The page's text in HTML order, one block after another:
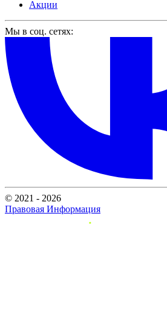
Акции
Мы в соц. сетях:
© 2021 - 2026
Правовая Информация